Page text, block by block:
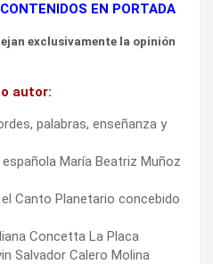
EN PORTADA
exclusivamente la opinión
autor:
palabras, enseñanza y
María Beatriz Muñoz
Canto Planetario concebido
Concetta La Placa
Salvador Calero Molina